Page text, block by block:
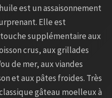
est un assaisonnement
Elle est
supplémentaire aux
crus, aux grillades
de mer, aux viandes
et aux pâtes froides. Très
gâteau moelleux à